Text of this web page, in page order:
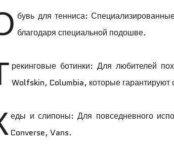
бувь для тенниса:
благодаря специальной подошве.
рекинговые ботинки: Для любителей
Wolfskin, Columbia, которые
еды и слипоны: Для повседневного
Converse, Vans.